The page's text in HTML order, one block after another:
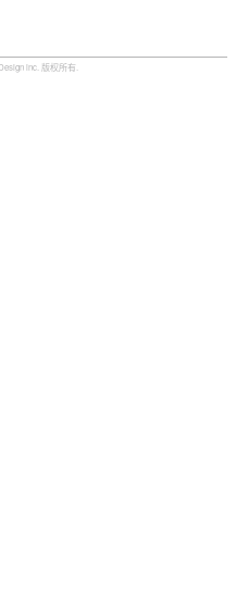
inc. 版权所有.